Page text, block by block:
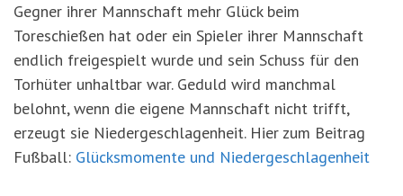
Gegner ihrer Mannschaft mehr Glück beim
Toreschießen hat oder ein Spieler ihrer Mannschaft
endlich freigespielt wurde und sein Schuss für den
Torhüter unhaltbar war. Geduld wird manchmal
belohnt, wenn die eigene Mannschaft nicht trifft,
erzeugt sie Niedergeschlagenheit. Hier zum Beitrag
Fußball: Glücksmomente und Niedergeschlagenheit